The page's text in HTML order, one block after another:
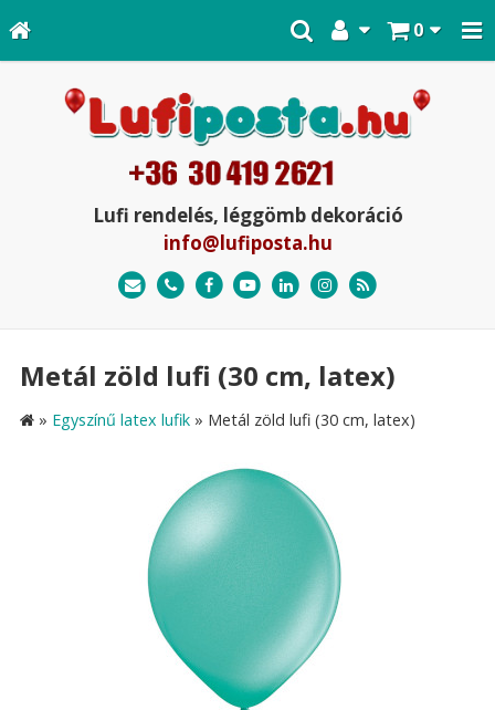
0
Lufi rendelés, léggömb dekoráció
info@lufiposta.hu
Metál zöld lufi (30 cm, latex)
» Egyszínű latex lufik » Metál zöld lufi (30 cm, latex)